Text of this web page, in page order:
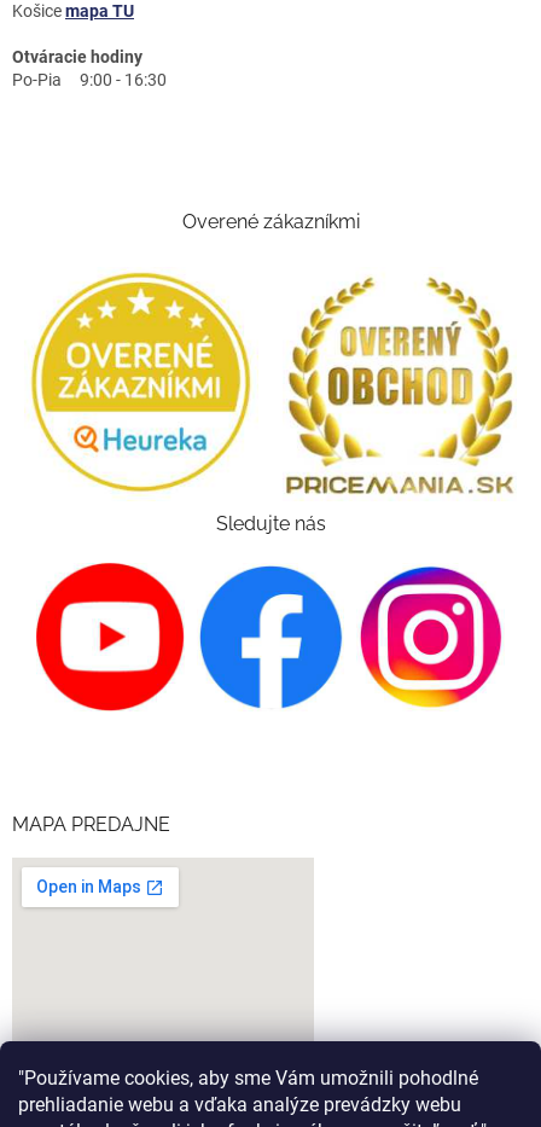
"Používame cookies, aby sme Vám umožnili pohodlné
prehliadanie webu a vďaka analýze prevádzky webu
Košicemapa TU
Otváracie hodiny
Po-Pia 9:00 - 16:30
Overené zákazníkmi
Sledujte nás
MAPA PREDAJNE